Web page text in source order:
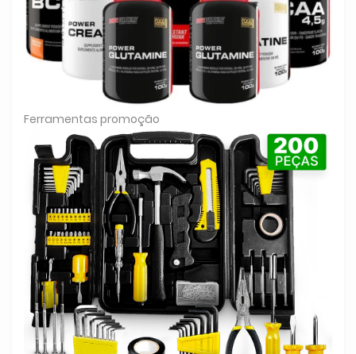
Ferramentas promoção